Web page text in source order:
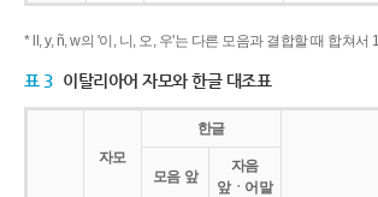
* ll, y, ñ, w의 '이, 니, 오, 우'는 다른 모음과 결합할 때 합쳐서
표 3 이탈리아어 자모와 한글 대조표
자모
한글
모음 앞
자음
앞ㆍ어말